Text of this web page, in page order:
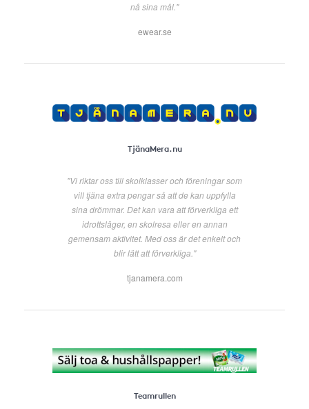
nå sina mål."
ewear.se
TjänaMera.nu
"Vi riktar oss till skolklasser och föreningar som
vill tjäna extra pengar så att de kan uppfylla
sina drömmar. Det kan vara att förverkliga ett
idrottsläger, en skolresa eller en annan
gemensam aktivitet. Med oss är det enkelt och
blir lätt att förverkliga."
tjanamera.com
Teamrullen